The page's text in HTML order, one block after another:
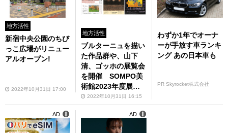
地方活性
新宿中央公園のちび
っこ広場がリニュー
アルオープン!
2022年10月31日 17:00
地方活性
ブルターニュを描い
た作品群や、山下
清、ゴッホの展覧会
を開催 SOMPO美
術館2023年度展覧
会予定を発表
2022年10月31日 16:15
わずか1年でオーナ
ーが手放す車ランキ
ング あの日本車も
PR Skyrocket株式会社
AD AD